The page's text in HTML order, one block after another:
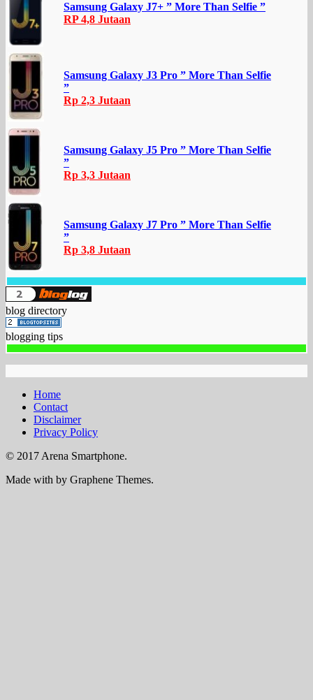
Samsung Galaxy J7+ ” More Than Selfie ”
RP 4,8 Jutaan
Samsung Galaxy J3 Pro ” More Than Selfie
”
Rp 2,3 Jutaan
Samsung Galaxy J5 Pro ” More Than Selfie
”
Rp 3,3 Jutaan
Samsung Galaxy J7 Pro ” More Than Selfie
”
Rp 3,8 Jutaan
blog directory
blogging tips
Home
Contact
Disclaimer
Privacy Policy
© 2017 Arena Smartphone.
Made with by Graphene Themes.